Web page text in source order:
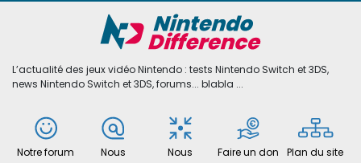
L’actualité des jeux vidéo Nintendo : tests Nintendo Switch et 3DS,
news Nintendo Switch et 3DS, forums... blabla ...
Notre forum
Nous
Nous
Faire un don Plan du site